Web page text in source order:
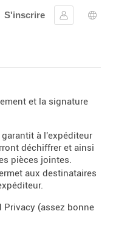
S'inscrire
Se
et la signature
à l'expéditeur
déchiffrer et ainsi
pièces jointes.
aux destinataires
Privacy (assez bonne